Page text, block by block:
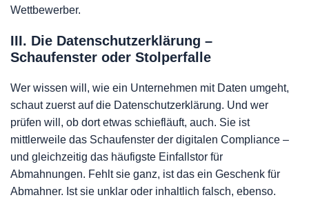
Wettbewerber.
III. Die Datenschutzerklärung –
Schaufenster oder Stolperfalle
Wer wissen will, wie ein Unternehmen mit Daten umgeht,
schaut zuerst auf die Datenschutzerklärung. Und wer
prüfen will, ob dort etwas schiefläuft, auch. Sie ist
mittlerweile das Schaufenster der digitalen Compliance –
und gleichzeitig das häufigste Einfallstor für
Abmahnungen. Fehlt sie ganz, ist das ein Geschenk für
Abmahner. Ist sie unklar oder inhaltlich falsch, ebenso.